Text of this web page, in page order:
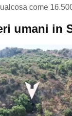
come
umani in